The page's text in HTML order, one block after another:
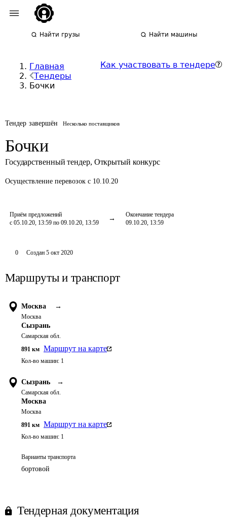
Найти грузы Найти машины
Главная
Тендеры
Бочки
Как участвовать в тендере
Тендер завершён Несколько поставщиков
Бочки
Государственный тендер, Открытый конкурс
Осуществление перевозок с 10.10.20
Приём предложений
с 05.10.20, 13:59 по 09.10.20, 13:59
Окончание тендера
09.10.20, 13:59
0 Создан 5 окт 2020
Маршруты и транспорт
Москва →
Москва
Сызрань
Самарская обл.
891 км Маршрут на карте
Кол-во машин: 1
Сызрань →
Самарская обл.
Москва
Москва
891 км Маршрут на карте
Кол-во машин: 1
Варианты транспорта
бортовой
Тендерная документация